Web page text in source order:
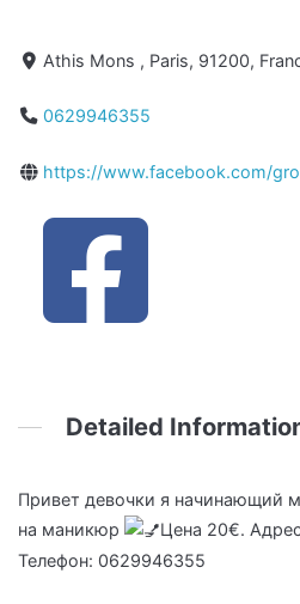
Athis Mons , Paris, 91200,
0629946355
https://www.facebook.com/
Detailed
Привет девочки я начинающий
на маникюр
Цена 20€.
Телефон: 0629946355